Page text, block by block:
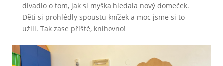
divadlo o tom, jak si myška hledala nový domeček.
Děti si prohlédly spoustu knížek a moc jsme si to
užili. Tak zase příště, knihovno!